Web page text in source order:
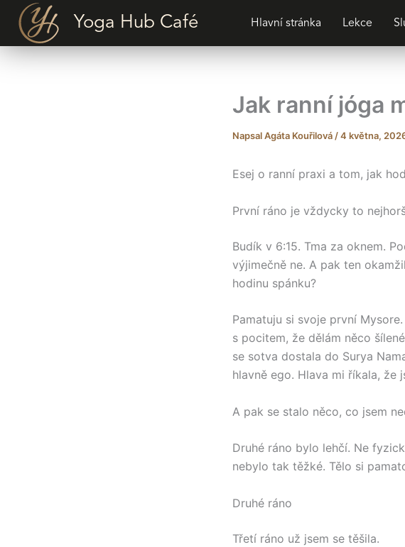
Přeskočit
obsah
Yoga Hub Café Hlavní stránka Lekce
Jak ranní jóga
NapsalAgáta Kouřilová /4 května,
Esej o ranní praxi a tom, jak
První ráno je vždycky to
Budík v 6:15. Tma za oknem.
výjimečně ne. A pak ten
hodinu spánku?
Pamatuju si svoje první
s pocitem, že dělám něco
se sotva dostala do Surya
hlavně ego. Hlava mi říkala, že
A pak se stalo něco, co jsem
Druhé ráno bylo lehčí. Ne
nebylo tak těžké. Tělo si
Druhé ráno
Třetí ráno už jsem se těšila.